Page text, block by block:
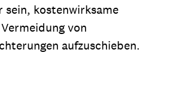
sein, kostenwirksame
von
aufzuschieben.